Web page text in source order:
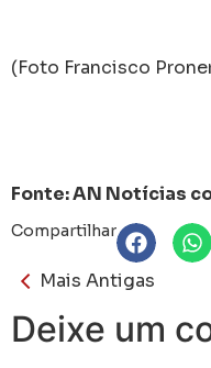
(Foto Francisco
Fonte: AN Notícias
Compartilhar
Mais Antigas
Deixe um